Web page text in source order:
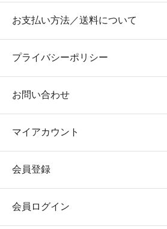
お支払い方法／送料について
プライバシーポリシー
お問い合わせ
マイアカウント
会員登録
会員ログイン